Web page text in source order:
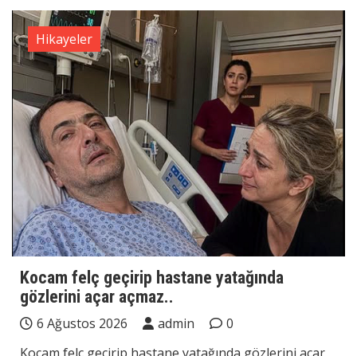
Hikayeler
Kocam felç geçirip hastane yatağında
gözlerini açar açmaz..
6 Ağustos 2026 admin
0